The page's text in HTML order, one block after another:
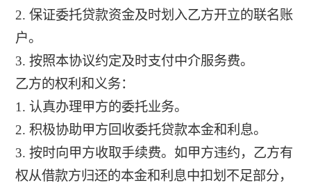
2. 保证委托贷款资金及时划入乙方开立的联名账
户。
3. 按照本协议约定及时支付中介服务费。
乙方的权利和义务：
1. 认真办理甲方的委托业务。
2. 积极协助甲方回收委托贷款本金和利息。
3. 按时向甲方收取手续费。如甲方违约，乙方有
权从借款方归还的本金和利息中扣划不足部分，